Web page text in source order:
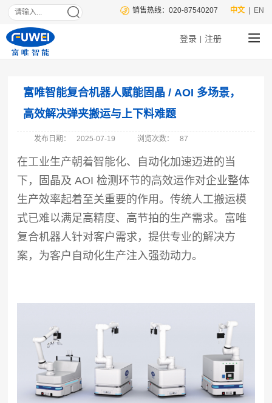
| EN
中文
销售热线：020-87540207
登录 注册
富唯智能复合机器人赋能固晶 / AOI 多场景，
高效解决弹夹搬运与上下料难题
发布日期： 2025-07-19 浏览次数： 87
在工业生产朝着智能化、自动化加速迈进的当
下，固晶及 AOI 检测环节的高效运作对企业整体
生产效率起着至关重要的作用。传统人工搬运模
式已难以满足高精度、高节拍的生产需求。富唯
复合机器人针对客户需求，提供专业的解决方
案，为客户自动化生产注入强劲动力。